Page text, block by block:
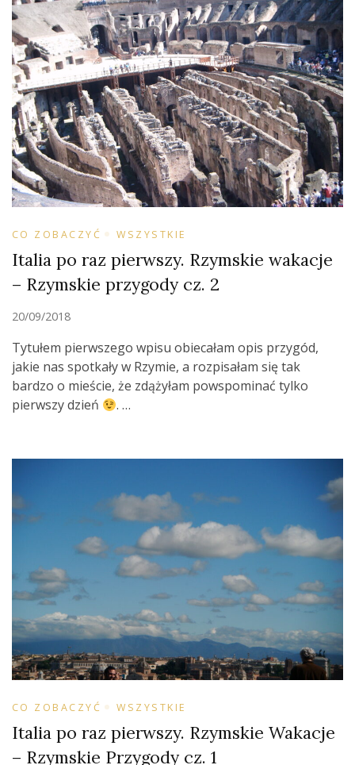
CO ZOBACZYĆ WSZYSTKIE
Italia po raz pierwszy. Rzymskie wakacje
– Rzymskie przygody cz. 2
20/09/2018
Tytułem pierwszego wpisu obiecałam opis przygód,
jakie nas spotkały w Rzymie, a rozpisałam się tak
bardzo o mieście, że zdążyłam powspominać tylko
pierwszy dzień
. …
CO ZOBACZYĆ WSZYSTKIE
Italia po raz pierwszy. Rzymskie Wakacje
– Rzymskie Przygody cz. 1